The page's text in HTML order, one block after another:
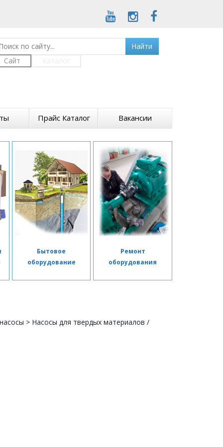
Найти
Сайт
Прайс Каталог Вакансии
Бытовое
оборудование
Ремонт
оборудования
> Насосы для твердых материалов /